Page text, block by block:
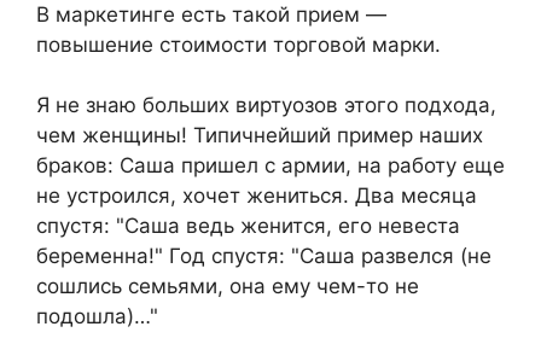
В маркетинге есть такой прием —
повышение стоимости торговой марки.
Я не знаю больших виртуозов этого подхода,
чем женщины! Типичнейший пример наших
браков: Саша пришел с армии, на работу еще
не устроился, хочет жениться. Два месяца
спустя: "Саша ведь женится, его невеста
беременна!" Год спустя: "Саша развелся (не
сошлись семьями, она ему чем-то не
подошла)…"